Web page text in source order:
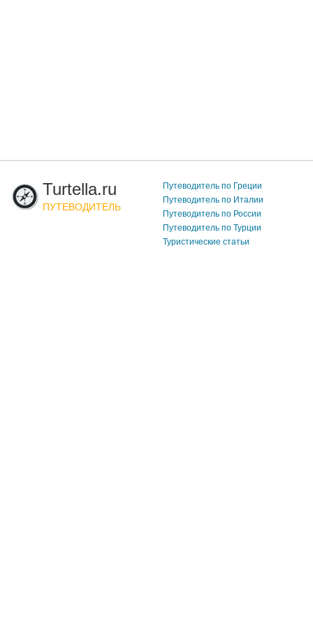
Turtella.ru
ПУТЕВОДИТЕЛЬ
Путеводитель по Греции
Путеводитель по Италии
Путеводитель по России
Путеводитель по Турции
Туристические статьи